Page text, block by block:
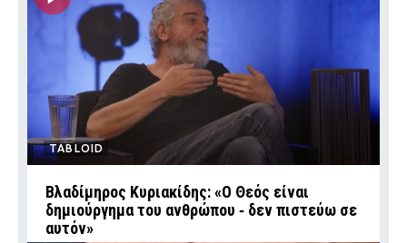
TABLOID
Βλαδίμηρος Κυριακίδης: «Ο Θεός είναι
δημιούργημα του ανθρώπου ‑ δεν πιστεύω σε
αυτόν»